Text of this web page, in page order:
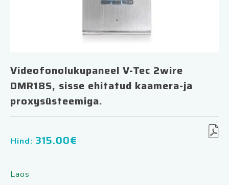
Videofonolukupaneel V-Tec 2wire
DMR18S, sisse ehitatud kaamera-ja
proxysüsteemiga.
Hind: 315.00€
Laos